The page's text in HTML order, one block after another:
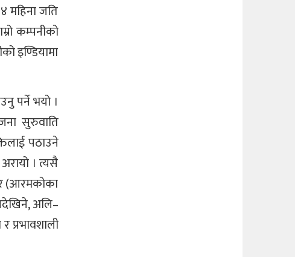
महिना जति
कम्पनीको
इण्डियामा
पर्ने भयो ।
सुरुवाति
पठाउने
। त्यसै
(आरमकोका
अलि–
प्रभावशाली